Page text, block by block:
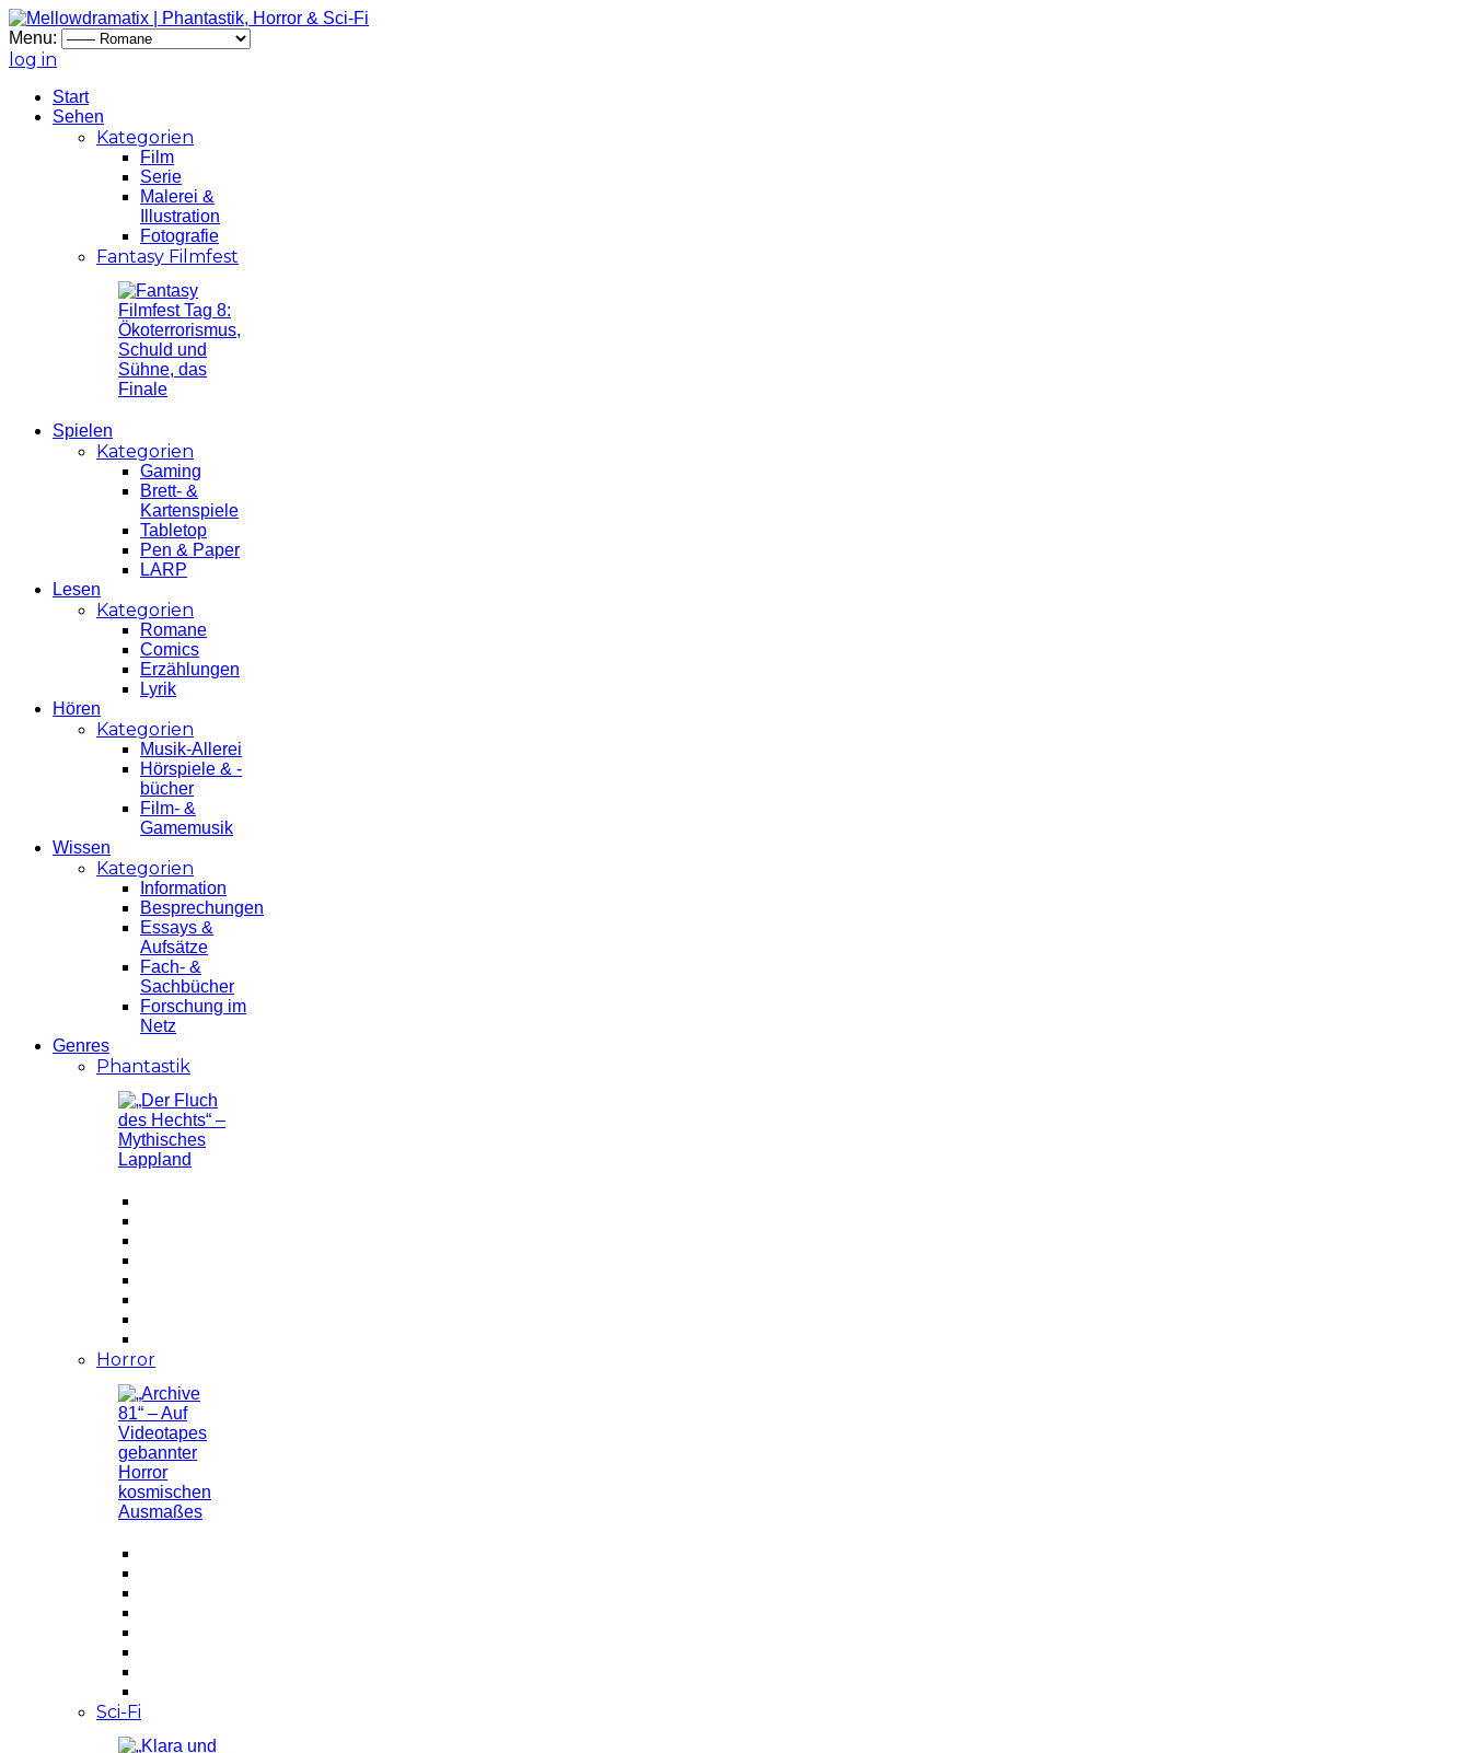
Menu:
log in
Start
Sehen
Kategorien
Film
Serie
Malerei &
Illustration
Fotografie
Fantasy Filmfest
Spielen
Kategorien
Gaming
Brett- &
Kartenspiele
Tabletop
Pen & Paper
LARP
Lesen
Kategorien
Romane
Comics
Erzählungen
Lyrik
Hören
Kategorien
Musik-Allerei
Hörspiele & -
bücher
Film- &
Gamemusik
Wissen
Kategorien
Information
Besprechungen
Essays &
Aufsätze
Fach- &
Sachbücher
Forschung im
Netz
Genres
Phantastik
Horror
Sci-Fi